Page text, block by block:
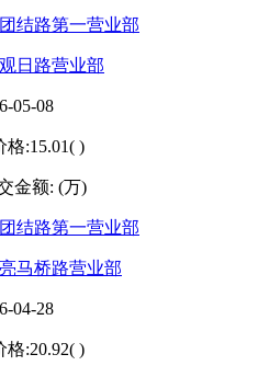
结路第一营业部
日路营业部
05-08
格:15.01( )
金额: (万)
结路第一营业部
马桥路营业部
04-28
格:20.92( )